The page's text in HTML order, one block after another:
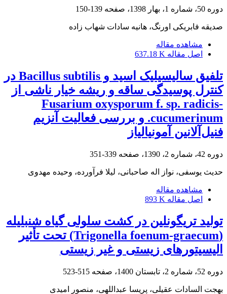
دوره 50، شماره 1، بهار 1398، صفحه 139-150
صدیقه فابریکی اورنگ، هانیه سادات شهاب زاده
مشاهده مقاله
اصل مقاله 637.18 K
تلفیق سالیسیلیک اسید و Bacillus subtilis در
کنترل پوسیدگی ساقه و ریشه خیار ناشی از
Fusarium oxysporum f. sp. radicis-
cucumerinum. و بررسی فعالیت آنزیم
فنیل‌آلانین آمونیالیاز
دوره 42، شماره 2، 1390، صفحه 339-351
حدیث یوسفی، نواز اله صاحبانی، لیلا فرآورده، وحیده مهدوی
مشاهده مقاله
اصل مقاله 893 K
تولید تریگونلین در کشت سلولی گیاه شنبلیله
(‏Trigonella foenum-graecum‏) تحت تأثیر
‏الیسیتورهای زیستی و غیر زیستی
دوره 52، شماره 2، تابستان 1400، صفحه 515-523
بهجت السادات عقیلی، پریسا عبداللهی، منصور امیدی